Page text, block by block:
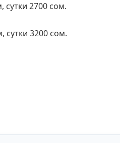
сутки 2700 сом.
сутки 3200 сом.